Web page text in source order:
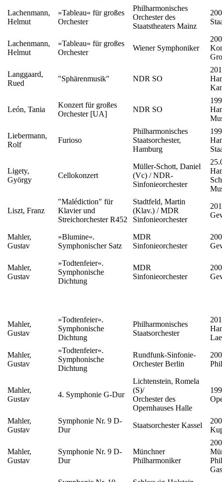
Lachenmann,
Helmut
»Tableau« für großes
Orchester
Philharmonisches
Orchester des
Staatstheaters Mainz
Lachenmann,
Helmut
»Tableau« für großes
Orchester
Wiener Symphoniker
Langgaard,
Rued
"Sphärenmusik" NDR SO
León, Tania
Konzert für großes
Orchester [UA]
NDR SO
Liebermann,
Rolf
Furioso
Philharmonisches
Staatsorchester,
Hamburg
Ligety,
György
Cellokonzert
Müller-Schott, Daniel
(Vc) / NDR-
Sinfonieorchester
Liszt, Franz
"Malédiction" für
Klavier und
Streichorchester R452
Stadtfeld, Martin
(Klav.) / MDR
Sinfonieorchester
Mahler,
Gustav
»Blumine«.
Symphonischer Satz
MDR
Sinfonieorchester
Mahler,
Gustav
»Todtenfeier«.
Symphonische
Dichtung
MDR
Sinfonieorchester
Mahler,
Gustav
»Todtenfeier«.
Symphonische
Dichtung
Philharmonisches
Staatsorchester
Mahler,
Gustav
»Todtenfeier«.
Symphonische
Dichtung
Rundfunk-Sinfonie-
Orchester Berlin
Mahler,
Gustav
4. Symphonie G-Dur
Lichtenstein, Romela
(S)/
Orchester des
Opernhauses Halle
Mahler,
Gustav
Symphonie Nr. 9 D-
Dur
Staatsorchester Kassel
Mahler,
Gustav
Symphonie Nr. 9 D-
Dur
Münchner
Philharmoniker